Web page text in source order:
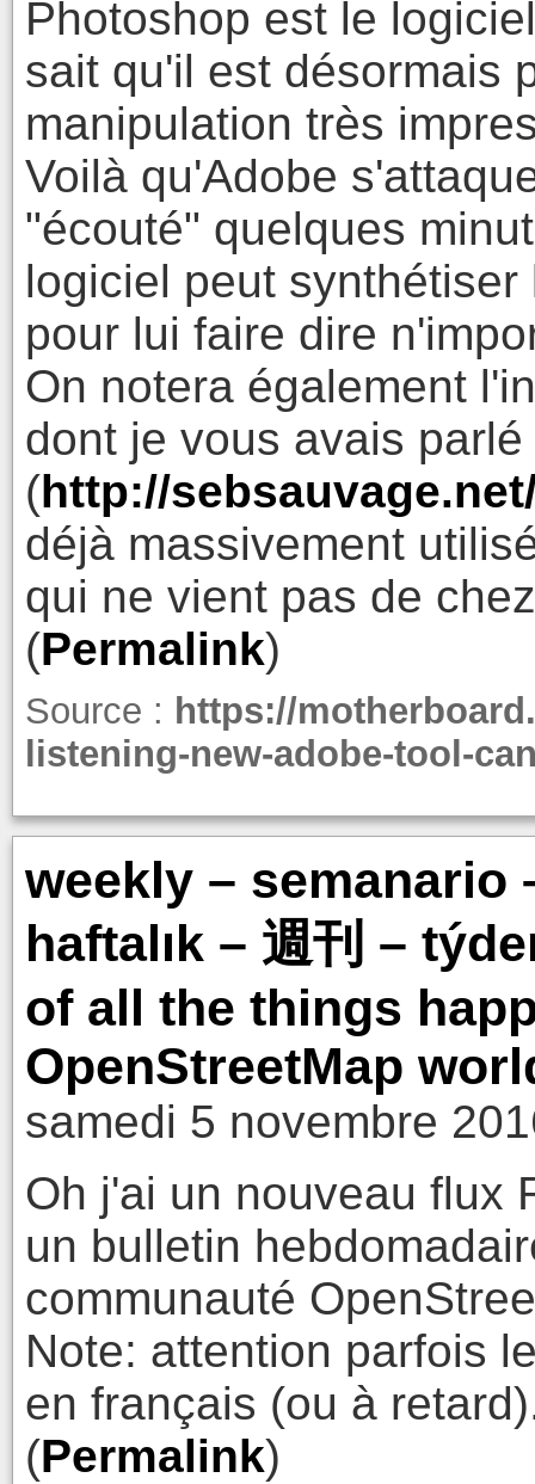
Photoshop est le
sait qu'il est désormais
manipulation très
Voilà qu'Adobe
"écouté" quelques
logiciel peut
pour lui faire dire
On notera également
dont je vous avais parlé
(http://
déjà massivement
qui ne vient pas de
(Permalink)
Source : https://
listening-new-adobe-tool-
weekly – semanario
haftalık – 週刊 –
of all the things
OpenStreetMap
samedi 5 novembre
Oh j'ai un nouveau flux
un bulletin
communauté
Note: attention parfois
en français (ou à
(Permalink)